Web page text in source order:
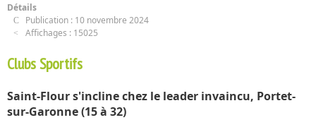
Détails
Publication : 10 novembre 2024
Affichages : 15025
Clubs Sportifs
Saint-Flour s'incline chez le leader invaincu, Portet-
sur-Garonne (15 à 32)